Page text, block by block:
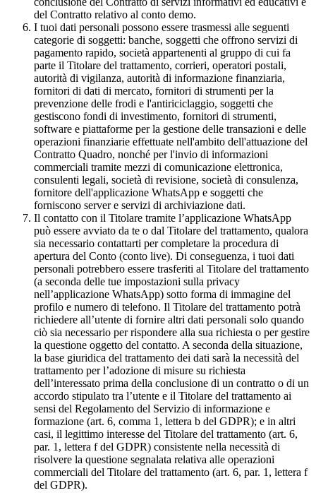
del Contratto relativo al conto demo.
I tuoi dati personali possono essere trasmessi alle seguenti
categorie di soggetti: banche, soggetti che offrono servizi di
pagamento rapido, società appartenenti al gruppo di cui fa
parte il Titolare del trattamento, corrieri, operatori postali,
autorità di vigilanza, autorità di informazione finanziaria,
fornitori di dati di mercato, fornitori di strumenti per la
prevenzione delle frodi e l'antiriciclaggio, soggetti che
gestiscono fondi di investimento, fornitori di strumenti,
software e piattaforme per la gestione delle transazioni e delle
operazioni finanziarie effettuate nell'ambito dell'attuazione del
Contratto Quadro, nonché per l'invio di informazioni
commerciali tramite mezzi di comunicazione elettronica,
consulenti legali, società di revisione, società di consulenza,
fornitore dell'applicazione WhatsApp e soggetti che
forniscono server e servizi di archiviazione dati.
Il contatto con il Titolare tramite l’applicazione WhatsApp
può essere avviato da te o dal Titolare del trattamento, qualora
sia necessario contattarti per completare la procedura di
apertura del Conto (conto live). Di conseguenza, i tuoi dati
personali potrebbero essere trasferiti al Titolare del trattamento
(a seconda delle tue impostazioni sulla privacy
nell’applicazione WhatsApp) sotto forma di immagine del
profilo e numero di telefono. Il Titolare del trattamento potrà
richiedere all’utente di fornire altri dati personali solo quando
ciò sia necessario per rispondere alla sua richiesta o per gestire
la questione oggetto del contatto. A seconda della situazione,
la base giuridica del trattamento dei dati sarà la necessità del
trattamento per l’adozione di misure su richiesta
dell’interessato prima della conclusione di un contratto o di un
accordo stipulato tra l’utente e il Titolare del trattamento ai
sensi del Regolamento del Servizio di informazione e
formazione (art. 6, comma 1, lettera b del GDPR); e in altri
casi, il legittimo interesse del Titolare del trattamento (art. 6,
par. 1, lettera f del GDPR) consistente nella necessità di
risolvere la questione segnalata relativa alle operazioni
commerciali del Titolare del trattamento (art. 6, par. 1, lettera f
del GDPR).